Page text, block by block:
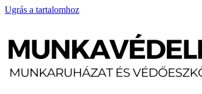
Ugrás a tartalomhoz